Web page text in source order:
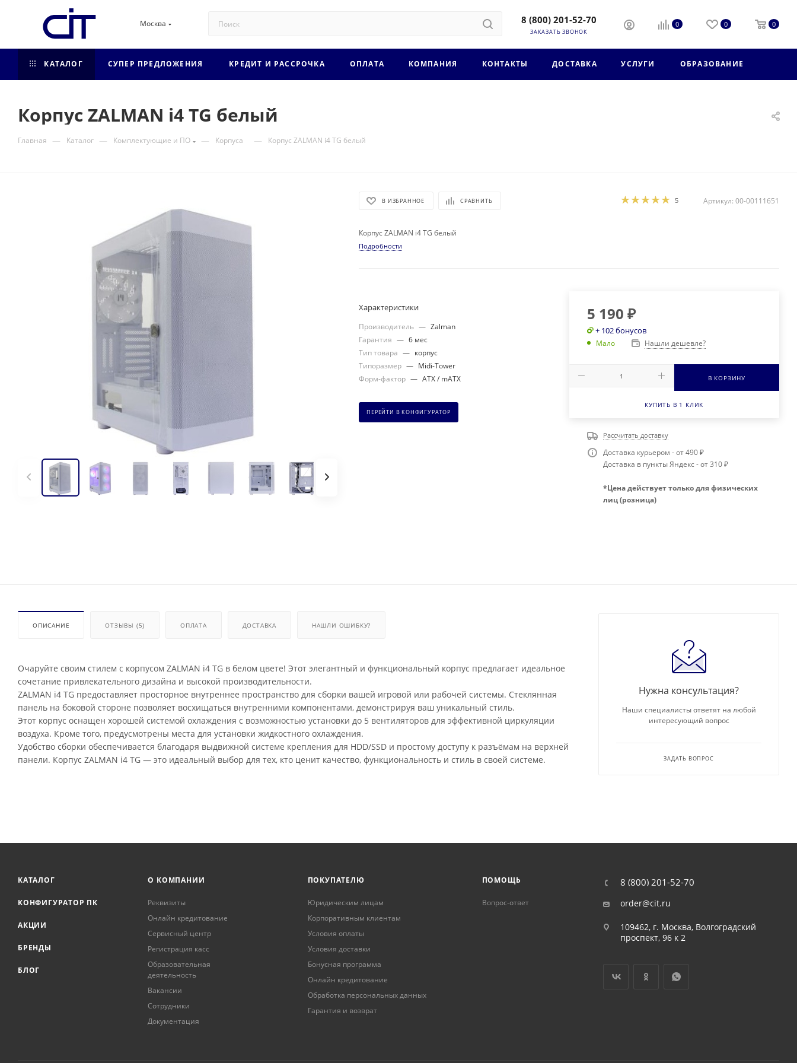
Москва 8 (800) 201-52-70
ЗАКАЗАТЬ ЗВОНОК
0 0 0
КАТАЛОГ СУПЕР ПРЕДЛОЖЕНИЯ КРЕДИТ И РАССРОЧКА ОПЛАТА КОМПАНИЯ КОНТАКТЫ ДОСТАВКА УСЛУГИ ОБРАЗОВАНИЕ
Корпус ZALMAN i4 TG белый
Главная — Каталог — Комплектующие и ПО — Корпуса — Корпус ZALMAN i4 TG белый
В ИЗБРАННОЕ СРАВНИТЬ 5 Артикул: 00-00111651
Корпус ZALMAN i4 TG белый
Подробности
Характеристики
Производитель — Zalman
Гарантия — 6 мес
Тип товара — корпус
Типоразмер — Midi-Tower
Форм-фактор — ATX / mATX
ПЕРЕЙТИ В КОНФИГУРАТОР
5 190 ₽
+ 102 бонусов
Мало Нашли дешевле?
В КОРЗИНУ
КУПИТЬ В 1 КЛИК
Рассчитать доставку
Доставка курьером - от 490 ₽
Доставка в пункты Яндекс - от 310 ₽
*Цена действует только для физических
лиц (розница)
ОПИСАНИЕ ОТЗЫВЫ (5) ОПЛАТА ДОСТАВКА НАШЛИ ОШИБКУ?
Очаруйте своим стилем с корпусом ZALMAN i4 TG в белом цвете! Этот элегантный и функциональный корпус предлагает идеальное
сочетание привлекательного дизайна и высокой производительности.
ZALMAN i4 TG предоставляет просторное внутреннее пространство для сборки вашей игровой или рабочей системы. Стеклянная
панель на боковой стороне позволяет восхищаться внутренними компонентами, демонстрируя ваш уникальный стиль.
Этот корпус оснащен хорошей системой охлаждения с возможностью установки до 5 вентиляторов для эффективной циркуляции
воздуха. Кроме того, предусмотрены места для установки жидкостного охлаждения.
Удобство сборки обеспечивается благодаря выдвижной системе крепления для HDD/SSD и простому доступу к разъёмам на верхней
панели. Корпус ZALMAN i4 TG — это идеальный выбор для тех, кто ценит качество, функциональность и стиль в своей системе.
Нужна консультация?
Наши специалисты ответят на любой
интересующий вопрос
ЗАДАТЬ ВОПРОС
КАТАЛОГ
КОНФИГУРАТОР ПК
АКЦИИ
БРЕНДЫ
БЛОГ
О КОМПАНИИ
Реквизиты
Онлайн кредитование
Сервисный центр
Регистрация касс
Образовательная
деятельность
Вакансии
Сотрудники
Документация
ПОКУПАТЕЛЮ
Юридическим лицам
Корпоративным клиентам
Условия оплаты
Условия доставки
Бонусная программа
Онлайн кредитование
Обработка персональных данных
Гарантия и возврат
ПОМОЩЬ
Вопрос-ответ
8 (800) 201-52-70
order@cit.ru
109462, г. Москва, Волгоградский
проспект, 96 к 2